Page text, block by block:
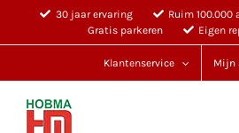
30 jaar ervaring
Ruim 100.000
Gratis parkeren
Eigen
Klantenservice Mijn